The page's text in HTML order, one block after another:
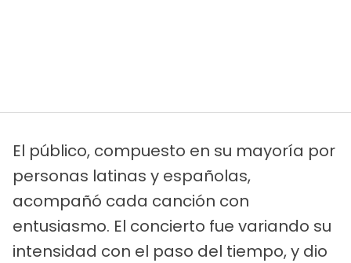
El público, compuesto en su mayoría por
personas latinas y españolas,
acompañó cada canción con
entusiasmo. El concierto fue variando su
intensidad con el paso del tiempo, y dio